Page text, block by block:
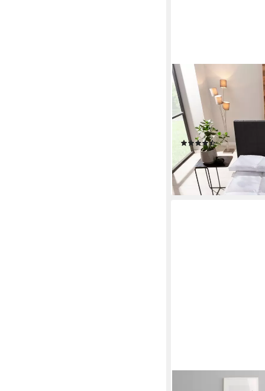
OTTO KELLER
Daunenbettdecke
Winter, Decke,
Bezug: 100%
cm und weitere
(1544)
ab 229,99 € UVP
-62%
lieferbar - in 3-4